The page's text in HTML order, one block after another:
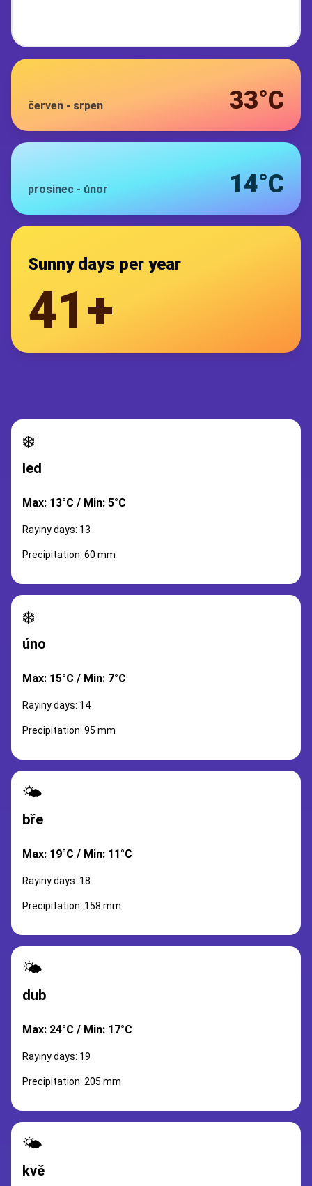
červen - srpen 33°C
prosinec - únor 14°C
Sunny days per year
41+
❄️
led
Max: 13°C / Min: 5°C
Rayiny days: 13
Precipitation: 60 mm
❄️
úno
Max: 15°C / Min: 7°C
Rayiny days: 14
Precipitation: 95 mm
🌤️
bře
Max: 19°C / Min: 11°C
Rayiny days: 18
Precipitation: 158 mm
🌤️
dub
Max: 24°C / Min: 17°C
Rayiny days: 19
Precipitation: 205 mm
🌤️
kvě